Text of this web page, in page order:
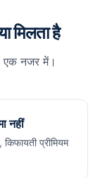
मिलता है
एक नजर में।
नहीं
प्रीमियम